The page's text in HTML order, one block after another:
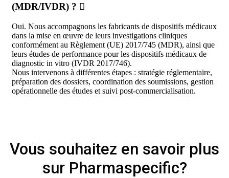
(MDR/IVDR) ?
Oui. Nous accompagnons les fabricants de dispositifs médicaux
dans la mise en œuvre de leurs investigations cliniques
conformément au Règlement (UE) 2017/745 (MDR), ainsi que
leurs études de performance pour les dispositifs médicaux de
diagnostic in vitro (IVDR 2017/746).
Nous intervenons à différentes étapes : stratégie réglementaire,
préparation des dossiers, coordination des soumissions, gestion
opérationnelle des études et suivi post-commercialisation.
Vous souhaitez en savoir plus
sur Pharmaspecific?